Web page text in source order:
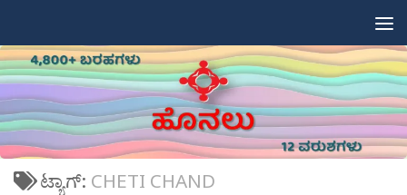
ಟ್ಯಾಗ್: CHETI CHAND